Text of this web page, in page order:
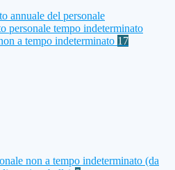
annuale del personale
personale tempo indeterminato
a tempo indeterminato 17
non a tempo indeterminato (da